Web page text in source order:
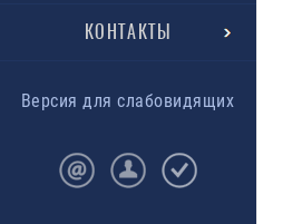
КОНТАКТЫ
Версия для слабовидящих